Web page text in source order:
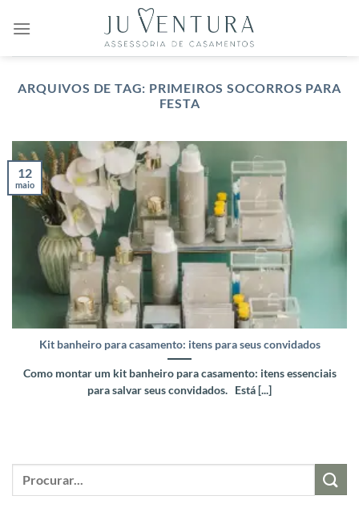
ARQUIVOS DE TAG: PRIMEIROS SOCORROS PARA
FESTA
Kit banheiro para casamento: itens para seus convidados
Como montar um kit banheiro para casamento: itens essenciais
para salvar seus convidados. Está [...]
12
maio